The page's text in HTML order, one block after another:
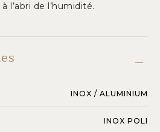
l’abri de l’humidité.
INOX / ALUMINIUM
INOX POLI